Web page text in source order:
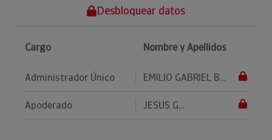
Desbloquear datos
Cargo Nombre y Apellidos
Administrador Único EMILIO GABRIEL B...
Apoderado JESUS G...